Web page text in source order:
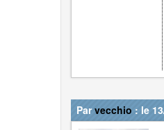
Parvecchio : le